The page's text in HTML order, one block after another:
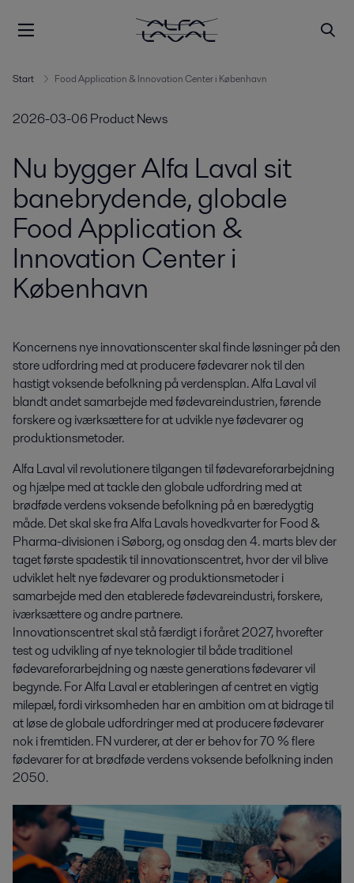
Start Food Application & Innovation Center i København
2026-03-06Product News
Nu bygger Alfa Laval sit
banebrydende, globale
Food Application &
Innovation Center i
København
Koncernens nye innovationscenter skal finde løsninger på den
store udfordring med at producere fødevarer nok til den
hastigt voksende befolkning på verdensplan. Alfa Laval vil
blandt andet samarbejde med fødevareindustrien, førende
forskere og iværksættere for at udvikle nye fødevarer og
produktionsmetoder.
Alfa Laval vil revolutionere tilgangen til fødevareforarbejdning
og hjælpe med at tackle den globale udfordring med at
brødføde verdens voksende befolkning på en bæredygtig
måde. Det skal ske fra Alfa Lavals hovedkvarter for Food &
Pharma-divisionen i Søborg, og onsdag den 4. marts blev der
taget første spadestik til innovationscentret, hvor der vil blive
udviklet helt nye fødevarer og produktionsmetoder i
samarbejde med den etablerede fødevareindustri, forskere,
iværksættere og andre partnere.
Innovationscentret skal stå færdigt i foråret 2027, hvorefter
test og udvikling af nye teknologier til både traditionel
fødevareforarbejdning og næste generations fødevarer vil
begynde. For Alfa Laval er etableringen af centret en vigtig
milepæl, fordi virksomheden har en ambition om at bidrage til
at løse de globale udfordringer med at producere fødevarer
nok i fremtiden. FN vurderer, at der er behov for 70 % flere
fødevarer for at brødføde verdens voksende befolkning inden
2050.